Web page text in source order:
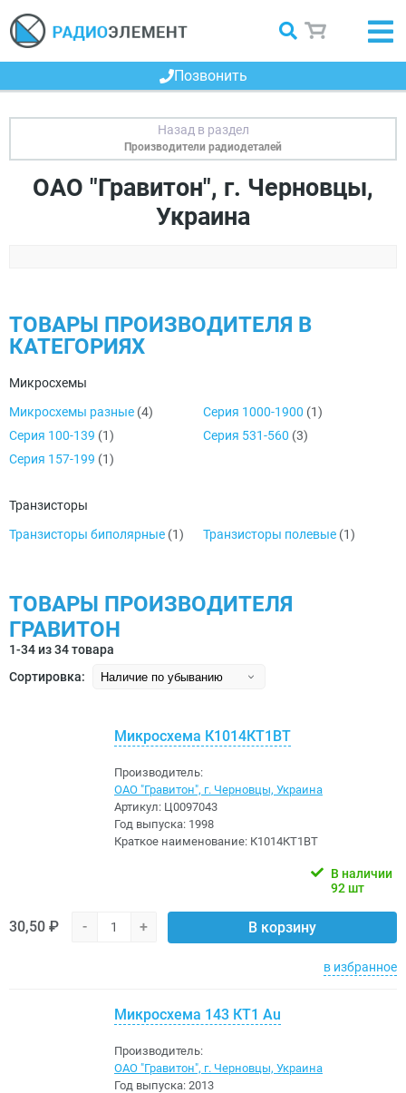
Позвонить
Производители радиодеталей
ОАО "Гравитон", г. Черновцы,
Украина
ТОВАРЫ ПРОИЗВОДИТЕЛЯ В
КАТЕГОРИЯХ
Микросхемы
Микросхемы разные (4) Серия 1000-1900 (1)
Серия 100-139 (1) Серия 531-560 (3)
Серия 157-199 (1)
Транзисторы
Транзисторы биполярные (1) Транзисторы полевые (1)
ТОВАРЫ ПРОИЗВОДИТЕЛЯ
ГРАВИТОН
1-34 из 34 товара
Сортировка:
Микросхема К1014КТ1ВТ
Производитель:
ОАО "Гравитон", г. Черновцы, Украина
Артикул: Ц0097043
Год выпуска: 1998
Краткое наименование: К1014КТ1ВТ
В наличии
92 шт
30,50 ₽ - + В корзину
в избранное
Микросхема 143 КТ1 Au
Производитель:
ОАО "Гравитон", г. Черновцы, Украина
Год выпуска: 2013